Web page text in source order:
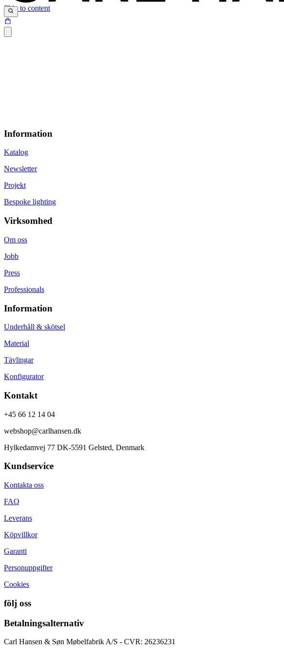
Skip to content
Information
Katalog
Newsletter
Projekt
Bespoke lighting
Virksomhed
Om oss
Jobb
Press
Professionals
Information
Underhåll & skötsel
Material
Tävlingar
Konfigurator
Kontakt
+45 66 12 14 04
webshop@carlhansen.dk
Hylkedamvej 77 DK-5591 Gelsted, Denmark
Kundservice
Kontakta oss
FAQ
Leverans
Köpvillkor
Garanti
Personuppgifter
Cookies
följ oss
Betalningsalternativ
Carl Hansen & Søn Møbelfabrik A/S - CVR: 26236231